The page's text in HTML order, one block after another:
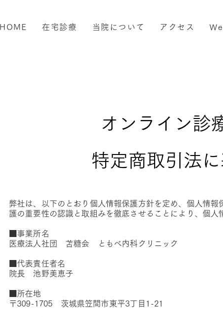
HOME 在宅診療 当院について アクセス
オンライン診
特定商取引法
弊社は、以下のとおり個人情報保護方針を定め、個人情
護の重要性の認識と取組みを徹底させることにより、個人
■事業所名
医療法人社団 苫糖会 ともべ内科クリニック
■代表責任者名
院長 池野美恵子
■所在地
〒309-1705 茨城県笠間市東平3丁目1-21